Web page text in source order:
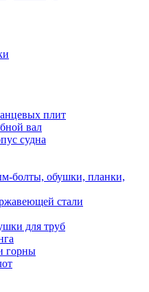
плит
вал
судна
болты, обушки, планки,
стали
для труб
горны